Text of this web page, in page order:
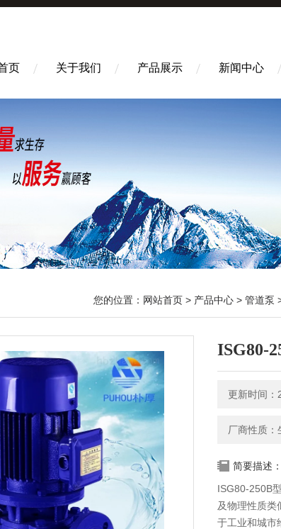
页 关于我们 产品展示 新闻中心
您的位置： 网站首页 > 产品中心 > 管道泵
ISG80-
更新时间
厂商性质：
简要描述：
ISG80-250B
及物理性质类
于工业和城市